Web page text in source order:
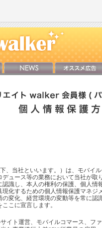
、当社といいます。）は、モバイ
デュース等の業務において当社が取
識し、本人の権利の保護、個人情
化するための個人情報保護マネジ
変化、経営環境の変動等を常に認
こに宣言します。
イト運営、モバイルコマース、フ